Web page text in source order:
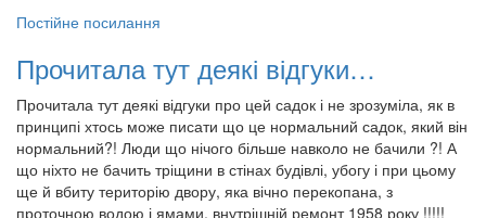
Постійне посилання
Прочитала тут деякі відгуки…
Прочитала тут деякі відгуки про цей садок і не зрозуміла, як в
принципі хтось може писати що це нормальний садок, який він
нормальний?! Люди що нічого більше навколо не бачили ?! А
що ніхто не бачить тріщини в стінах будівлі, убогу і при цьому
ще й вбиту територію двору, яка вічно перекопана, з
проточною водою і ямами, внутрішній ремонт 1958 року !!!!!